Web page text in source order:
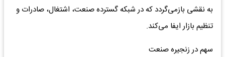
به نقشی بازمی‌گردد که در شبکه گسترده صنعت، اشتغال، صادرات و
تنظیم بازار ایفا می‌کند.
سهم در زنجیره صنعت